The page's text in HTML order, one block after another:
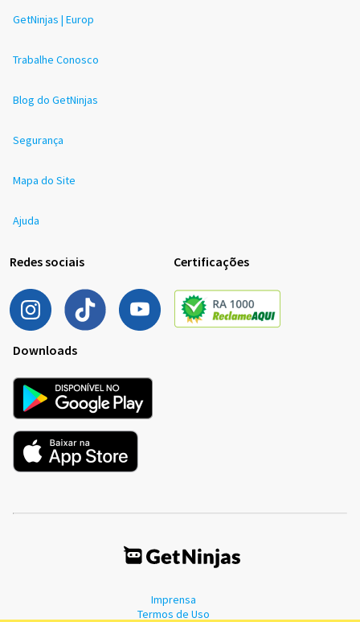
GetNinjas | Europ
Trabalhe Conosco
Blog do GetNinjas
Segurança
Mapa do Site
Ajuda
Redes sociais Certificações
Downloads
Imprensa
Termos de Uso